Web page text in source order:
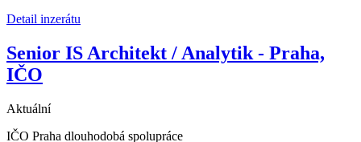
Detail inzerátu
Senior IS Architekt / Analytik - Praha,
IČO
Aktuální
IČO Praha dlouhodobá spolupráce